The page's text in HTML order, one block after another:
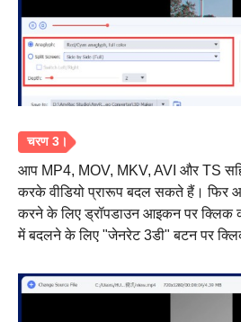
चरण दो।
आप MP4, MOV, MKV, AVI और TS
करके वीडियो प्रारूप बदल सकते हैं। फिर
करने के लिए ड्रॉपडाउन आइकन पर क्लिक
में बदलने के लिए "जेनरेट 3डी" बटन पर